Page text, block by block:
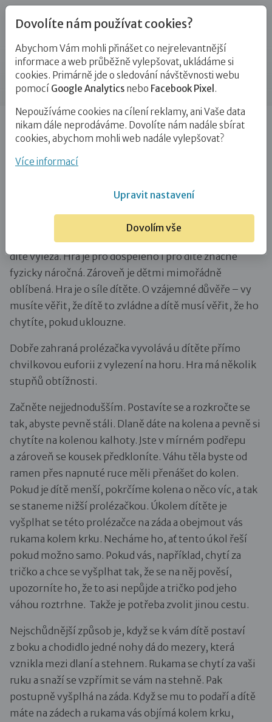
Blog
Příspěvek
Úvod Blog Adopce Prolézačka
Prolézačka
Hra vhodná pro děti od 4 do 6 let.
Je to hra, při které se stanete prolézačkou, na kterou
dítě vylézá. Hra je pro dospělého i pro dítě značně
fyzicky náročná. Zároveň je dětmi mimořádně
oblíbená. Hra je o síle dítěte. O vzájemné důvěře – vy
musíte věřit, že dítě to zvládne a dítě musí věřit, že ho
chytíte, pokud uklouzne.
Dobře zahraná prolézačka vyvolává u dítěte přímo
chvilkovou euforii z vylezení na horu. Hra má několik
stupňů obtížnosti.
Začněte nejjednodušším. Postavíte se a rozkročte se
tak, abyste pevně stáli. Dlaně dáte na kolena a pevně si
chytíte na kolenou kalhoty. Jste v mírném podřepu
a zároveň se kousek předkloníte. Váhu těla byste od
ramen přes napnuté ruce měli přenášet do kolen.
Pokud je dítě menší, pokrčíme kolena o něco víc, a tak
se staneme nižší prolézačkou. Úkolem dítěte je
vyšplhat se této prolézačce na záda a obejmout vás
rukama kolem krku. Necháme ho, ať tento úkol řeší
pokud možno samo. Pokud vás, například, chytí za
tričko a chce se vyšplhat tak, že se na něj pověsí,
upozorníte ho, že to asi nepůjde a tričko pod jeho
váhou roztrhne. Takže je potřeba zvolit jinou cestu.
Nejschůdnější způsob je, když se k vám dítě postaví
z boku a chodidlo jedné nohy dá do mezery, která
vznikla mezi dlaní a stehnem. Rukama se chytí za vaši
ruku a snaží se vzpřímit se vám na stehně. Pak
postupně vyšplhá na záda. Když se mu to podaří a dítě
máte na zádech a rukama vás objímá kolem krku,
Dovolíte nám používat cookies?
Abychom Vám mohli přinášet co nejrelevantnější
informace a web průběžně vylepšovat, ukládáme si
cookies. Primárně jde o sledování návštěvnosti webu
pomocí Google Analytics nebo Facebook Pixel .
Nepoužíváme cookies na cílení reklamy, ani Vaše data
nikam dále neprodáváme. Dovolíte nám nadále sbírat
cookies, abychom mohli web nadále vylepšovat?
Více informací
Upravit nastavení
Dovolím vše